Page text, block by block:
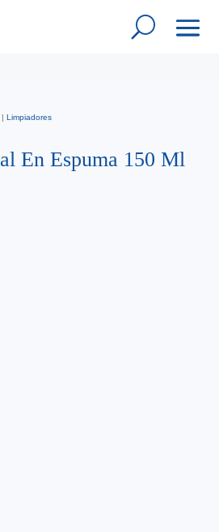
| Limpiadores
En Espuma 150 Ml